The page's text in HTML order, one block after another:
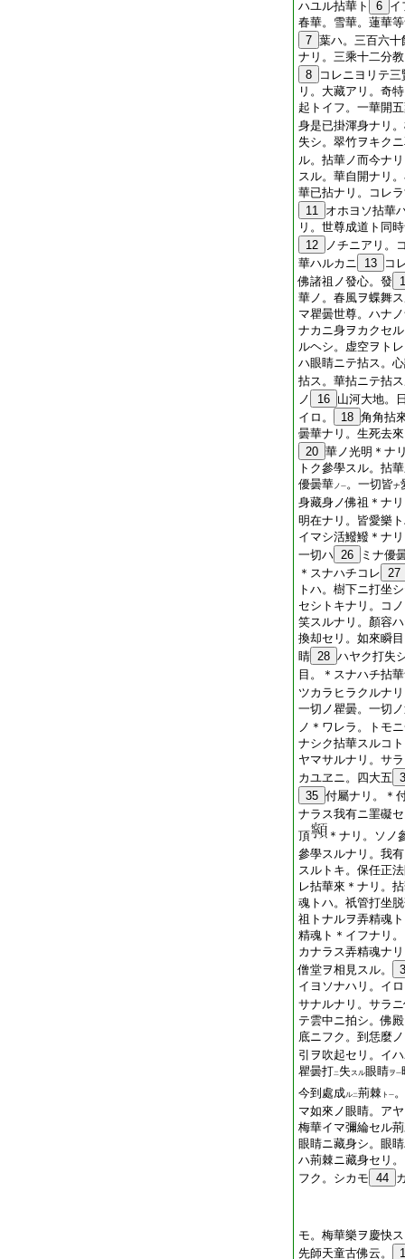
ハユル拈華ト 6 イ
春華。雪華。蓮華
7 葉ハ。三百六
ナリ。三乘十二分
8
コレニヨリテ
リ。大藏アリ。奇
起トイフ。一華開
身是已掛渾身ナリ
失シ。翠竹ヲキク
ル。拈華ノ而今ナ
スル。華自開ナリ
華已拈ナリ。コレ
11 オホヨソ拈華
リ。世尊成道ト同
12
ノチニアリ。
華ハルカニ
13
コ
佛諸祖ノ發心。發
華ノ。春風ヲ蝶舞
マ瞿曇世尊。ハナ
ナカニ身ヲカクセ
ルヘシ。虚空ヲト
ハ眼睛ニテ拈ス。
拈ス。華拈ニテ拈
ノ
16 山河大地。
イロ。
18 角角拈
曇華ナリ。生死去
20 華ノ光明＊ナ
トク參學スル。拈
優曇華ノ一。一切皆ナ
身藏身ノ佛祖＊ナ
明在ナリ。皆愛樂
イマシ活鱍鱍＊ナ
一切ハ 26
ミナ優
＊スナハチコレ 27
トハ。樹下ニ打坐
セシトキナリ。コ
笑スルナリ。顏容
換却セリ。如來瞬
睛 28 ハヤク打失
目。＊スナハチ拈
ツカラヒラクルナ
一切ノ瞿曇。一切
ノ＊ワレラ。トモ
ナシク拈華スルコ
ヤマサルナリ。サ
カユヱニ。四大五
35 付屬ナリ。＊
ナラス我有ニ罣礙
頂
＊ナリ。ソノ
參學スルナリ。我
スルトキ。保任正
レ拈華來＊ナリ。
魂トハ。祇管打坐
祖トナルヲ弄精魂
精魂ト＊イフナリ
カナラス弄精魂ナ
僧堂ヲ相見スル。
イヨソナハリ。イ
サナルナリ。サラ
テ雲中ニ拍シ。佛
底ニフク。到恁麼
引ヲ吹起セリ。イ
瞿曇打二 失 スル眼睛ヲ一
今到處成ル二荊棘 ト 一
マ如來ノ眼睛。ア
梅華イマ彌綸セル
眼睛ニ藏身シ。眼
ハ荊棘ニ藏身セリ
フク。シカモ 44
モ。梅華樂ヲ慶快ス
先師天童古佛云。
1